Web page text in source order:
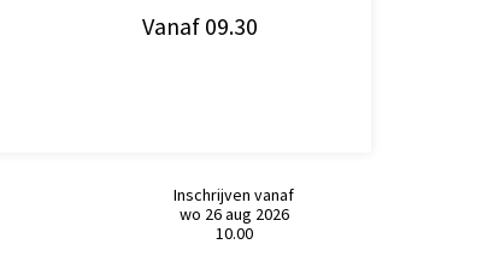
Vanaf 09.30
Inschrijven vanaf
wo 26 aug 2026
10.00